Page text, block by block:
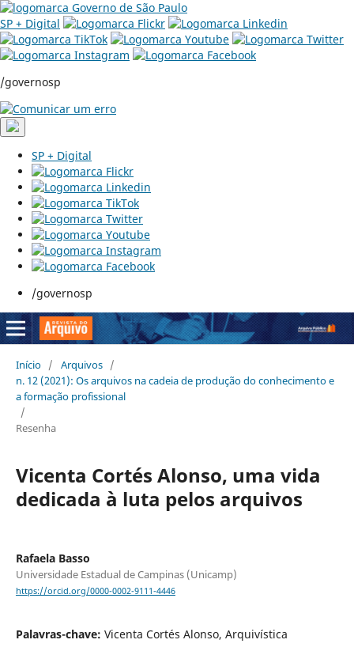
SP + Digital
/governosp
SP + Digital
/governosp
Início / Arquivos /
n. 12 (2021): Os arquivos na cadeia de produção do conhecimento e
a formação profissional
/
Resenha
Vicenta Cortés Alonso, uma vida
dedicada à luta pelos arquivos
Rafaela Basso
Universidade Estadual de Campinas (Unicamp)
https://orcid.org/0000-0002-9111-4446
Palavras-chave: Vicenta Cortés Alonso, Arquivística